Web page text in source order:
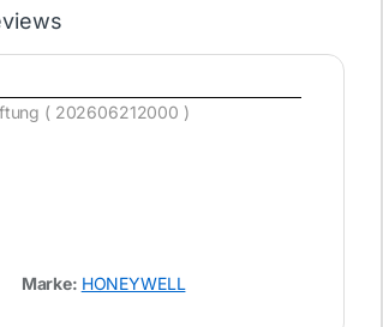
( 202606212000 )
Marke: HONEYWELL